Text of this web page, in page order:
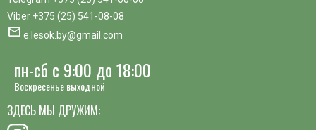
Viber +375 (25) 541-08-08
mail e.lesok.by@gmail.com
пн-сб с 9:00 до 18:00
Воскресенье выходной
ЗДЕСЬ МЫ ДРУЖИМ: